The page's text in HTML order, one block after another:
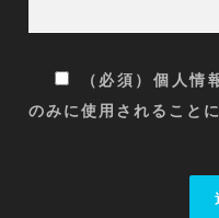
（必須）個人情
のみに使用されること